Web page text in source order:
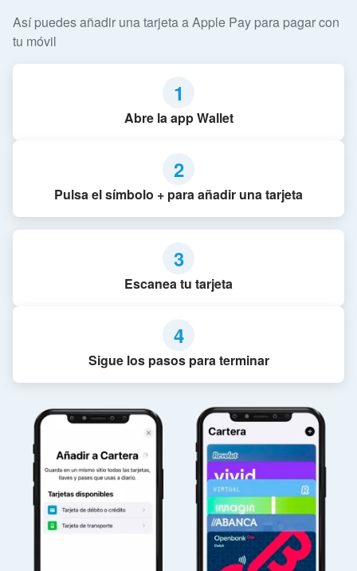
Así puedes añadir una tarjeta a Apple Pay para pagar con
tu móvil
1
Abre la app Wallet
2
Pulsa el símbolo + para añadir una tarjeta
3
Escanea tu tarjeta
4
Sigue los pasos para terminar